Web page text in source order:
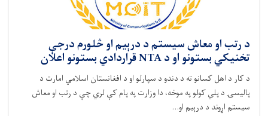
د رتب او معاش سیستم د درېیم او څلورم درجې
تخنیکي بستونو او د NTA قراردادي بستونو اعلان
د کار د اهل کسانو ته د دندو د سپارلو او د افغانستان اسلامي امارت د
پالیسۍ د پلي کولو په موخه، دا وزارت په پام کې لري چې د رتب او معاش
سیستم اړوند د درېیم او...